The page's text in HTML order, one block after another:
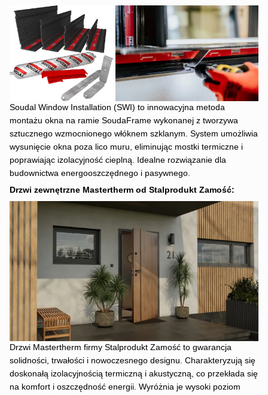
Soudal Window Installation (SWI) to innowacyjna metoda
montażu okna na ramie SoudaFrame wykonanej z tworzywa
sztucznego wzmocnionego włóknem szklanym. System umożliwia
wysunięcie okna poza lico muru, eliminując mostki termiczne i
poprawiając izolacyjność cieplną. Idealne rozwiązanie dla
budownictwa energooszczędnego i pasywnego.
Drzwi zewnętrzne Mastertherm od Stalprodukt Zamość:
Drzwi Mastertherm firmy Stalprodukt Zamość to gwarancja
solidności, trwałości i nowoczesnego designu. Charakteryzują się
doskonałą izolacyjnością termiczną i akustyczną, co przekłada się
na komfort i oszczędność energii. Wyróżnia je wysoki poziom